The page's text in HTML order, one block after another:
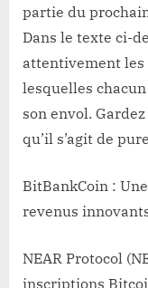
partie du
Dans le texte ci-
attentivement
lesquelles
son envol.
qu’il s’agit de
BitBankCoin :
revenus
NEAR Protocol
inscriptions